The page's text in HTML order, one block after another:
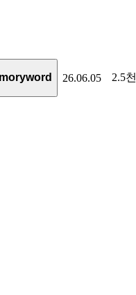
26.06.05 2.5천